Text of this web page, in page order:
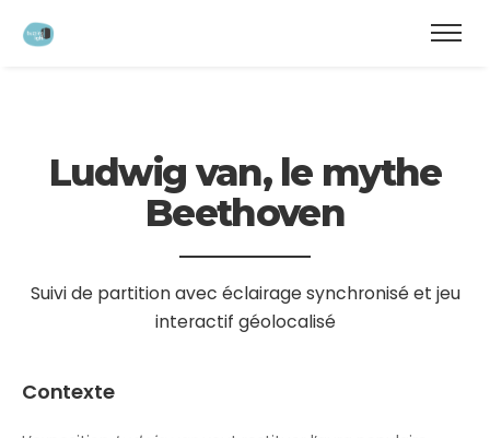
Ludwig van, le mythe
Beethoven
Suivi de partition avec éclairage synchronisé et jeu
interactif géolocalisé
Contexte